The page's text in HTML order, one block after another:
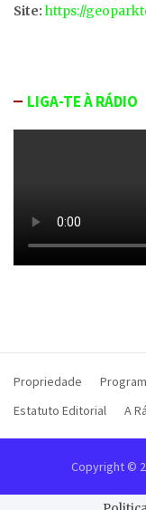
Site: https://
LIGA-TE À RÁDIO
Propriedade
Estatuto Editorial
A
Copyright ©